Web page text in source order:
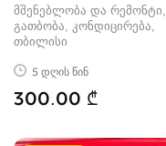
მშენებლობა და რემონტი,
გათბობა, კონდიცირება
თბილისი
5 დღის წინ
300.00 ₾